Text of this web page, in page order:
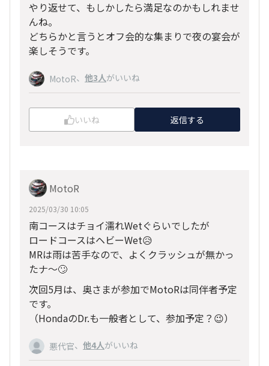
やり返せて、もしかしたら満足なのかもしれませ
んね。
どちらかと言うとオフ会的な集まりで夜の宴会が
楽しそうです。
MotoR、 他3人がいいね
いいね 返信する
MotoR
2025/03/30 10:05
南コースはチョイ濡れWetぐらいでしたが
ロードコースはヘビーWet😥
MRは雨は苦手なので、よくクラッシュが無かっ
たナ～🙄
次回5月は、奥さまが参加でMotoRは同伴者予定
です。
（HondaのDr.も一般者として、参加予定？😉）
悪代官、 他4人がいいね